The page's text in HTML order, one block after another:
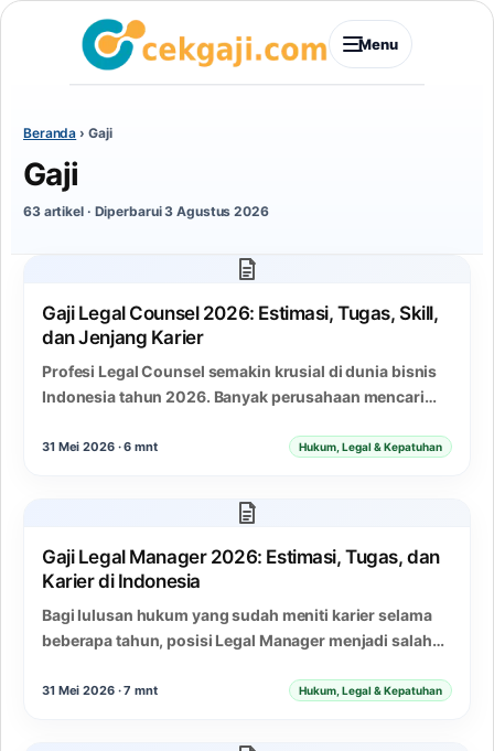
Menu
Beranda › Gaji
Gaji
63 artikel · Diperbarui 3 Agustus 2026
Gaji Legal Counsel 2026: Estimasi, Tugas, Skill,
dan Jenjang Karier
Profesi Legal Counsel semakin krusial di dunia bisnis
Indonesia tahun 2026. Banyak perusahaan mencari
regulasi,…
31 Mei 2026 · 6 mnt Hukum, Legal & Kepatuhan
Gaji Legal Manager 2026: Estimasi, Tugas, dan
Karier di Indonesia
Bagi lulusan hukum yang sudah meniti karier selama
beberapa tahun, posisi Legal Manager menjadi salah
31 Mei 2026 · 7 mnt Hukum, Legal & Kepatuhan